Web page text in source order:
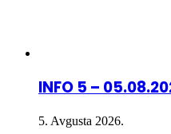
INFO 5 –
5. Avgusta 2026.